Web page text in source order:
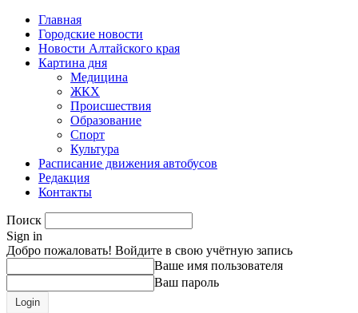
Главная
Городские новости
Новости Алтайского края
Картина дня
Медицина
ЖКХ
Происшествия
Образование
Спорт
Культура
Расписание движения автобусов
Редакция
Контакты
Поиск
Sign in
Добро пожаловать! Войдите в свою учётную запись
Ваше имя пользователя
Ваш пароль